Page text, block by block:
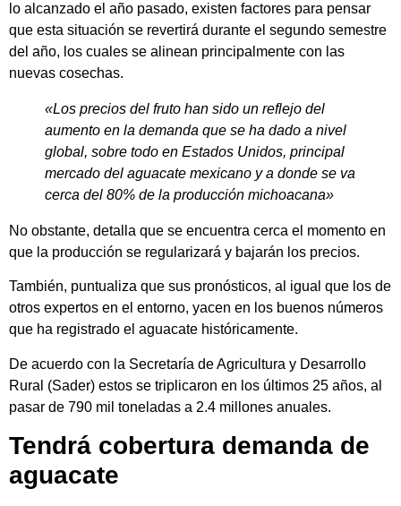
lo alcanzado el año pasado, existen factores para pensar
que esta situación se revertirá durante el segundo semestre
del año, los cuales se alinean principalmente con las
nuevas cosechas.
«Los precios del fruto han sido un reflejo del
aumento en la demanda que se ha dado a nivel
global, sobre todo en Estados Unidos, principal
mercado del aguacate mexicano y a donde se va
cerca del 80% de la producción michoacana»
No obstante, detalla que se encuentra cerca el momento en
que la producción se regularizará y bajarán los precios.
También, puntualiza que sus pronósticos, al igual que los de
otros expertos en el entorno, yacen en los buenos números
que ha registrado el aguacate históricamente.
De acuerdo con la Secretaría de Agricultura y Desarrollo
Rural (Sader) estos se triplicaron en los últimos 25 años, al
pasar de 790 mil toneladas a 2.4 millones anuales.
Tendrá cobertura demanda de
aguacate